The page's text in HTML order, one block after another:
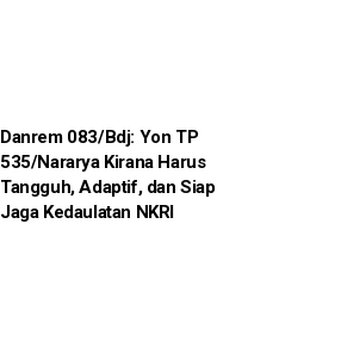
Danrem 083/Bdj: Yon TP
535/Nararya Kirana Harus
Tangguh, Adaptif, dan Siap
Jaga Kedaulatan NKRI